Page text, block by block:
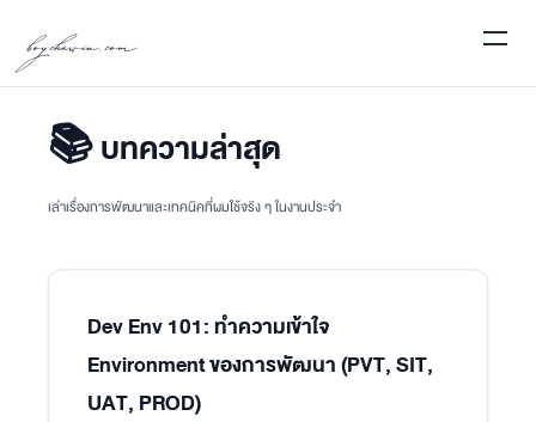
boychawin.com
📚 บทความล่าสุด
เล่าเรื่องการพัฒนาและเทคนิคที่ผมใช้จริง ๆ ในงานประจำ
Dev Env 101: ทำความเข้าใจ
Environment ของการพัฒนา (PVT, SIT,
UAT, PROD)